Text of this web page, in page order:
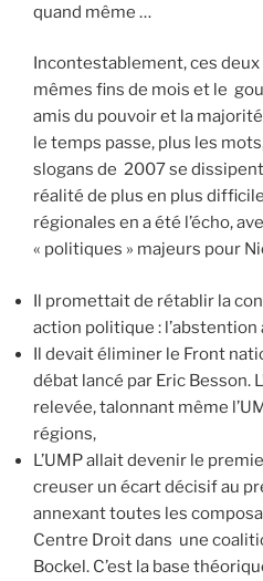
quand même …
Incontestablement, ces deux
mêmes fins de mois et le
amis du pouvoir et la
le temps passe, plus les
slogans de 2007 se
réalité de plus en plus
régionales en a été l’écho,
« politiques » majeurs pour
Il promettait de rétablir la
action politique :
Il devait éliminer le Front
débat lancé par Eric Besson.
relevée, talonnant même
régions,
L’UMP allait devenir le
creuser un écart décisif au
annexant toutes les
Centre Droit dans une
Bockel. C’est la base